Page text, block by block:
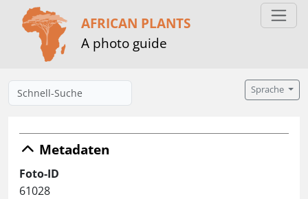
AFRICAN PLANTS
A photo guide
Sprache
Metadaten
Foto-ID
61028